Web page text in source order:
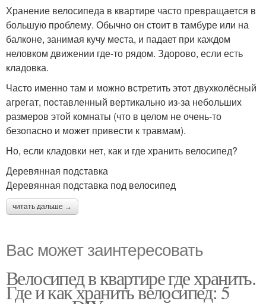
Хранение велосипеда в квартире часто превращается в
большую проблему. Обычно он стоит в тамбуре или на
балконе, занимая кучу места, и падает при каждом
неловком движении где-то рядом. Здорово, если есть
кладовка.
Часто именно там и можно встретить этот двухколёсный
агрегат, поставленный вертикально из-за небольших
размеров этой комнаты (что в целом не очень-то
безопасно и может привести к травмам).
Но, если кладовки нет, как и где хранить велосипед?
Деревянная подставка
Деревянная подставка под велосипед
читать дальше →
Вас может заинтересовать
Велосипед в квартире где хранить.
Где и как хранить велосипед: 5